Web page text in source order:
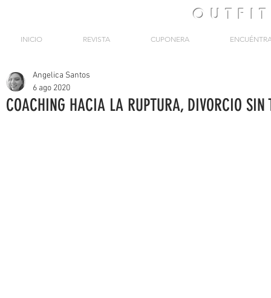
OUTFIT
INICIO REVISTA CUPONERA
COACHING HACIA LA RUPTURA, DIVORCIO SIN
Angelica Santos
6 ago 2020